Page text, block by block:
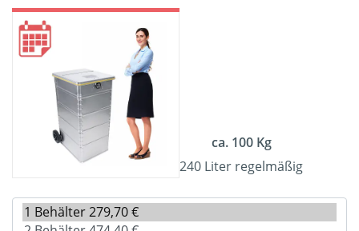
ca. 100 Kg
240 Liter regelmäßig